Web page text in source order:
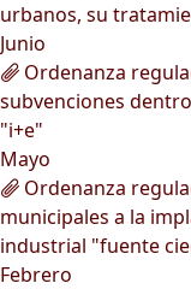
urbanos, su
Junio
Ordenanza
subvenciones
"i+e"
Mayo
Ordenanza
municipales a la
industrial "fuente
Febrero